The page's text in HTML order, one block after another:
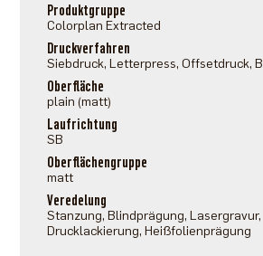
Produktgruppe
Colorplan Extracted
Druckverfahren
Siebdruck, Letterpress, Offsetdruck,
Oberfläche
plain (matt)
Laufrichtung
SB
Oberflächengruppe
matt
Veredelung
Stanzung, Blindprägung, Lasergravur,
Drucklackierung, Heißfolienprägung